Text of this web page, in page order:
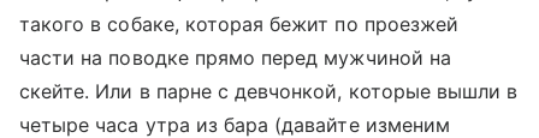
такого в собаке, которая бежит по проезжей
части на поводке прямо перед мужчиной на
скейте. Или в парне с девчонкой, которые вышли в
четыре часа утра из бара (давайте изменим